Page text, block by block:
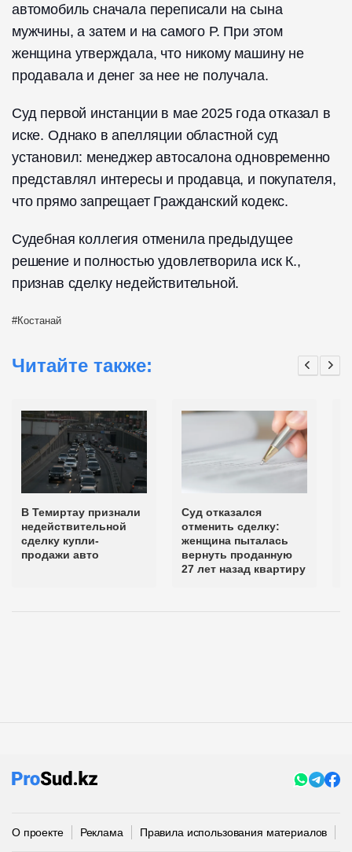
автомобиль сначала переписали на сына
мужчины, а затем и на самого Р. При этом
женщина утверждала, что никому машину не
продавала и денег за нее не получала.
Суд первой инстанции в мае 2025 года отказал в
иске. Однако в апелляции областной суд
установил: менеджер автосалона одновременно
представлял интересы и продавца, и покупателя,
что прямо запрещает Гражданский кодекс.
Судебная коллегия отменила предыдущее
решение и полностью удовлетворила иск К.,
признав сделку недействительной.
Костанай
Читайте также:
В Темиртау признали
недействительной
сделку купли-
продажи авто
Суд отказался
отменить сделку:
женщина пыталась
вернуть проданную
27 лет назад квартиру
О проекте Реклама Правила использования материалов